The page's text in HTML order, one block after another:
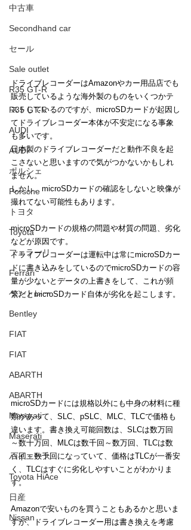
中古車
Secondhand car
セール
Sale outlet
R35 GT-R
R35 GT-R
AUDI
AUDI
ポルシェ
Porsche
トヨタ
Toyota
フェラーリ
Ferrari
ベントレー
Bentley
FIAT
FIAT
ABARTH
ABARTH
Maserati
Maserati
ハイエース
Toyota HiAce
日産
Nissan
ドライブレコーダーはAmazonやカー用品店でも
販売しているような海外製のものをいくつかテ
ストしているのですが、microSDカードが起因し
てドライブレコーダー本体が不安定になる事象
も多いです。
日本製のドライブレコーダーだと動作不良を起
こさないと思いますので気がつかないかもしれ
ません。
しかし、microSDカードの確認をしないと映像が
撮れてない可能性もあります。
microSDカードの規格の問題や材質の問題、劣化
などが原因です。
ドライブレコーダーは運転中は常にmicroSDカー
ドに書き込みをしているのでmicroSDカードの容
量が少ないとデータの上書きをして、これが頻
繁だとmicroSDカード自体が劣化を起こします。
microSDカードには規格以外にも中身の材料に種
類があって、SLC、pSLC、MLC、TLCで価格も
違います。書き換え可能回数は、SLCは数万回
～数十万回、MLCは数千回～数万回、TLCは数
百回～数千回になっていて、価格はTLCが一番安
く、TLCはすぐに劣化しやすいことがわかりま
す。
Amazonで安いものを買うこともあるかと思いま
すが、ドライブレコーダー用は書き換えを考慮